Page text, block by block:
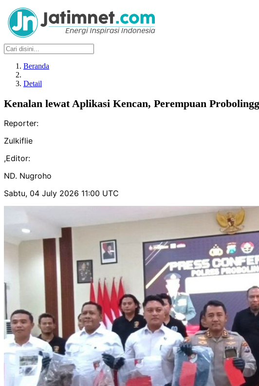
Beranda
Detail
Kenalan lewat Aplikasi Kencan, Perempuan
Reporter:
Zulkiflie
,Editor:
ND. Nugroho
Sabtu, 04 July 2026 11:00 UTC